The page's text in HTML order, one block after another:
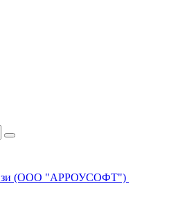
(ООО "АРРОУСОФТ")